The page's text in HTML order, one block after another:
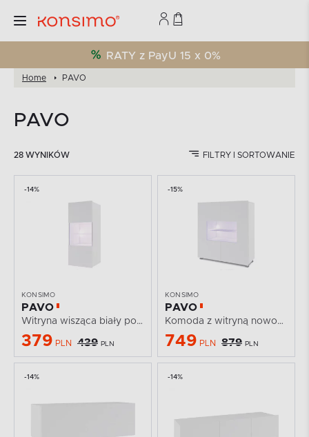
RATY z PayU 15 x 0%
Home PAVO
PAVO
28 WYNIKÓW FILTRY I SORTOWANIE
-14%
KONSIMO
PAVO
Witryna wisząca biały połysk z podświetleniem
379 PLN 439 PLN
-15%
KONSIMO
PAVO
Komoda z witryną nowoczesna podświetlana biały...
749 PLN 879 PLN
-14% -14%